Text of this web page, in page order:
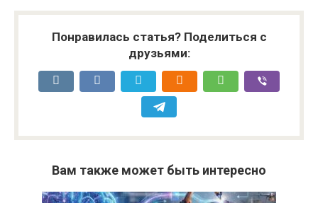
Понравилась статья? Поделиться с
друзьями:
Вам также может быть интересно